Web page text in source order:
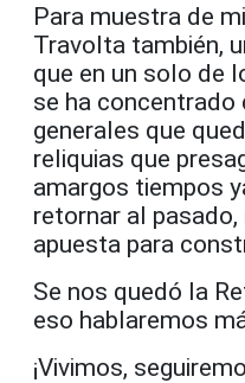
Para muestra de
Travolta también,
que en un solo de
se ha
generales que
reliquias que
amargos tiempos
retornar al pasado,
apuesta para
Se nos quedó la
eso hablaremos
¡Vivimos,